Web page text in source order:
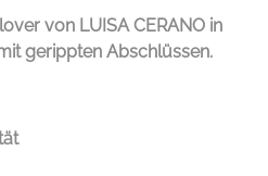
von LUISA CERANO in
gerippten Abschlüssen.